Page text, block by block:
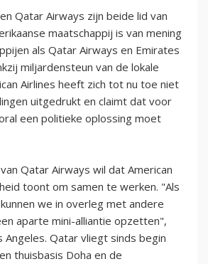
Qatar Airways zijn beide lid van
maatschappij is van mening
als Qatar Airways en Emirates
miljardensteun van de lokale
Airlines heeft zich tot nu toe niet
uitgedrukt en claimt dat voor
een politieke oplossing moet
Qatar Airways wil dat American
toont om samen te werken. "Als
we in overleg met andere
aparte mini-alliantie opzetten",
Angeles. Qatar vliegt sinds begin
thuisbasis Doha en de